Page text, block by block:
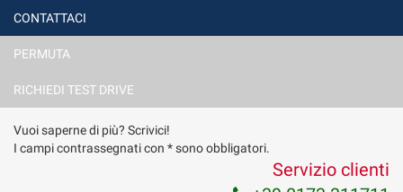
CONTATTACI
PERMUTA
RICHIEDI TEST DRIVE
Vuoi saperne di più? Scrivici!
I campi contrassegnati con * sono obbligatori.
Servizio clienti